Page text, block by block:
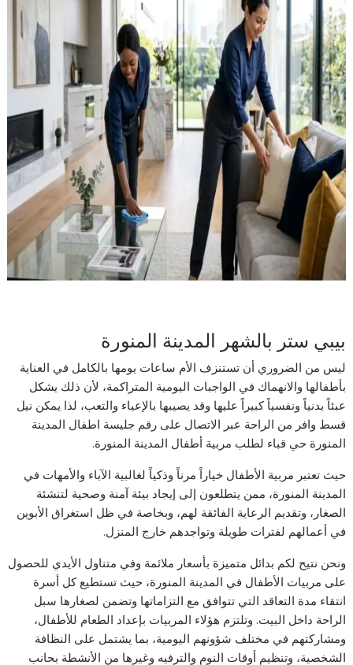
بيبي ستر بالشهر المدينة المنورة
ليس من الضروري أن تستنزف الأم ساعات يومها بالكامل في العناية
بأطفالها والانهماك في الواجبات اليومية المتراكمة، لأن ذلك يشكل
عبئاً بدنياً ونفسياً كبيراً عليها وقد يصيبها بالإعياء والتعب، لذا يمكن نيل
قسط وافر من الراحة عبر الاتصال على رقم جليسة اطفال المدينة
المنورة حي قباء لطلب مربية أطفال المدينة المنورة.
حيث تعتبر مربية الأطفال خياراً مرناً وذكياً لغالبية الآباء والأمهات في
المدينة المنورة، ممن يتطلعون إلى إيجاد بيئة آمنة وصحية لتنشئة
الصغار، وتقديم الرعاية الفائقة لهم، وبخاصة في ظل استغراق الأبوين
في أعمالهم لفترات طويلة وتواجدهم خارج المنزل.
ونحن نتيح لكم بدائل متميزة بأسعار ملائمة وفي متناول الأيدي للحصول
على مربيات الأطفال في المدينة المنورة، حيث تستطيع كل أسرة
انتقاء مدة التعاقد التي تتوافق مع التزاماتها وتضمن لصغارها سبل
الراحة داخل البيت. وتلتزم هؤلاء المربيات بإعداد الطعام للأطفال،
ومشاركتهم في مختلف شؤونهم اليومية، بما يشتمل على النظافة
الشخصية، وتنظيم أوقات النوم والترفيه وغيرها من الأنشطة بحانب